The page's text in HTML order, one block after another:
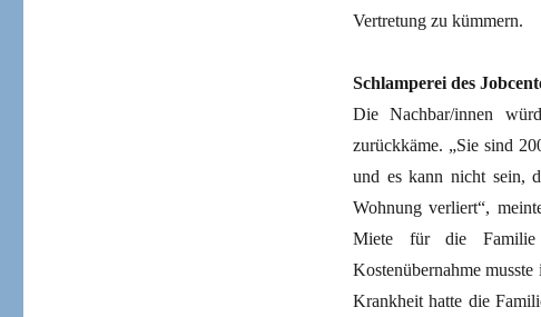
Vertretung zu kümmern.
Schlamperei des
Die Nachbar/innen
zurückkäme. „Sie sind
und es kann nicht sein,
Wohnung verliert“,
Miete für die Familie
Kostenübernahme
Krankheit hatte die